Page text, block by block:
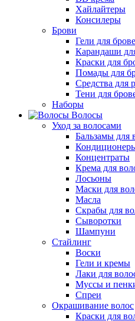
Хайлайтеры
Консилеры
Брови
Гели для
Карандаши
Краски для
Помады для
Средства для
Тени для
Наборы
Волосы
Уход за волосами
Бальзамы для
Концентраты
Крема для
Лосьоны
Маски для
Масла
Скрабы для
Сыворотки
Шампуни
Стайлинг
Воски
Гели и кремы
Лаки для
Муссы и
Спреи
Окрашивание волос
Краски для